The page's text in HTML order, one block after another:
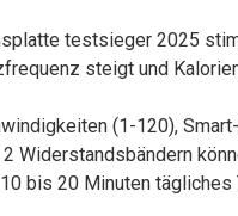
testsieger 2025
steigt und
(1-120),
bis 20 Minuten